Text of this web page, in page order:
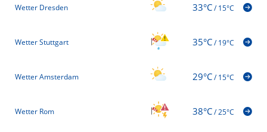
Wetter Dresden 33°C/15°C
Wetter Stuttgart 35°C/19°C
Wetter Amsterdam 29°C/15°C
Wetter Rom 38°C/25°C